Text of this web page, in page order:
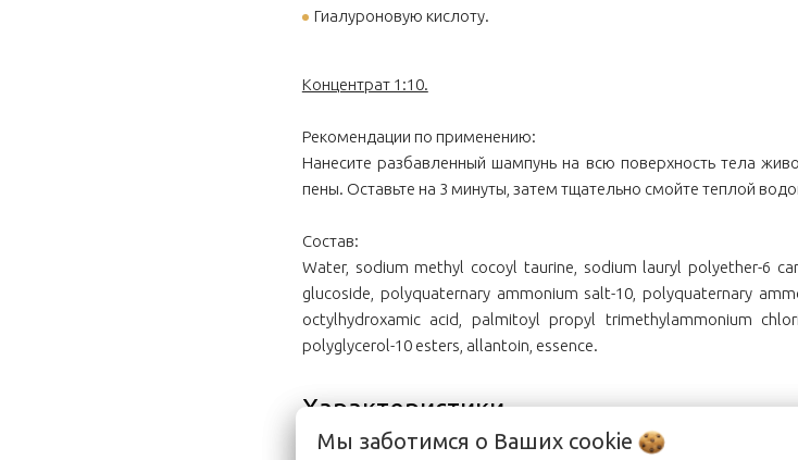
Гиалуроновую кислоту.
Концентрат 1:10.
Рекомендации по применению:
Нанесите разбавленный шампунь на всю поверхность тела
пены. Оставьте на 3 минуты, затем тщательно смойте теплой
Состав:
Water, sodium methyl cocoyl taurine, sodium lauryl polyether-6
glucoside, polyquaternary ammonium salt-10, polyquaternary
octylhydroxamic acid, palmitoyl propyl trimethylammonium
polyglycerol-10 esters, allantoin, essence.
Характеристики
Мы заботимся о Ваших cookie